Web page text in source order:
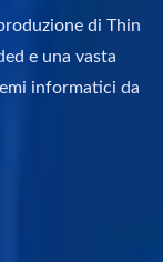
di Thin
e una vasta
informatici da